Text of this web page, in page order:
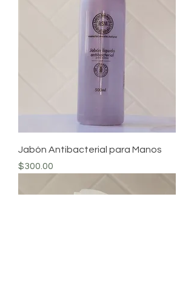
Jabón Antibacterial para Manos
Precio
$300.00